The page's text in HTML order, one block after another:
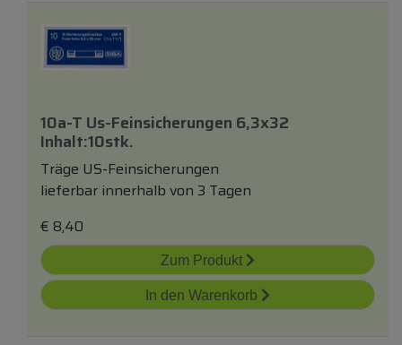
10a-T Us-Feinsicherungen 6,3x32
Inhalt:10stk.
Träge US-Feinsicherungen
lieferbar innerhalb von 3 Tagen
€ 8,40
Zum Produkt
In den Warenkorb